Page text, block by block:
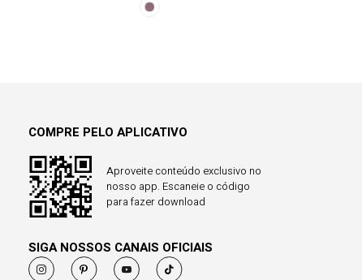
Brilhos
COMPRE PELO APLICATIVO
Aproveite conteúdo exclusivo no
nosso app. Escaneie o código
para fazer download
SIGA NOSSOS CANAIS OFICIAIS